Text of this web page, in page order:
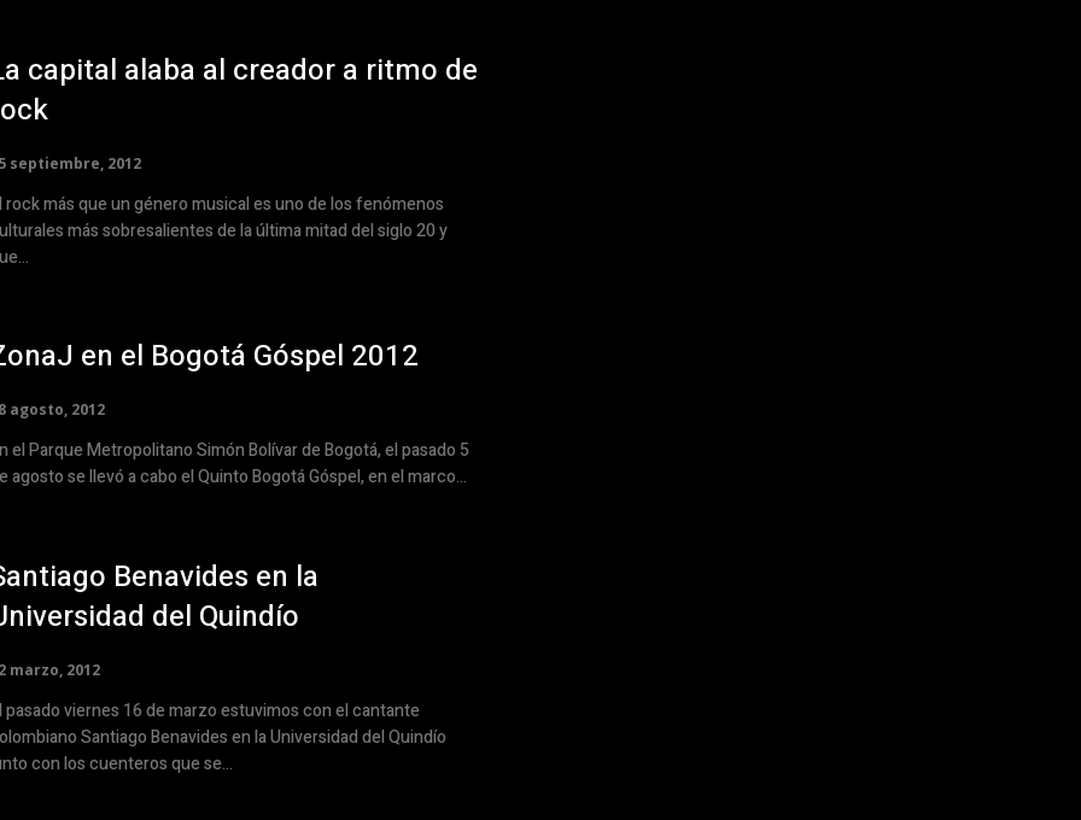
capital alaba al creador a ritmo de
septiembre, 2012
rock más que un género musical es uno de los fenómenos
más sobresalientes de la última mitad del siglo 20 y
en el Bogotá Góspel 2012
agosto, 2012
el Parque Metropolitano Simón Bolívar de Bogotá, el pasado 5
agosto se llevó a cabo el Quinto Bogotá Góspel, en el marco...
Benavides en la
del Quindío
marzo, 2012
pasado viernes 16 de marzo estuvimos con el cantante
Santiago Benavides en la Universidad del Quindío
con los cuenteros que se...